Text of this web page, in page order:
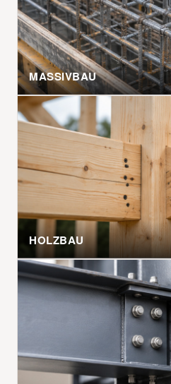
MASSIVBAU
HOLZBAU